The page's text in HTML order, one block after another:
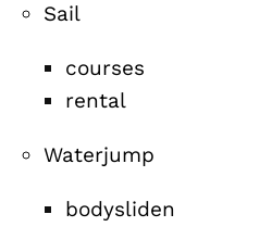
Sail
courses
rental
Waterjump
bodysliden